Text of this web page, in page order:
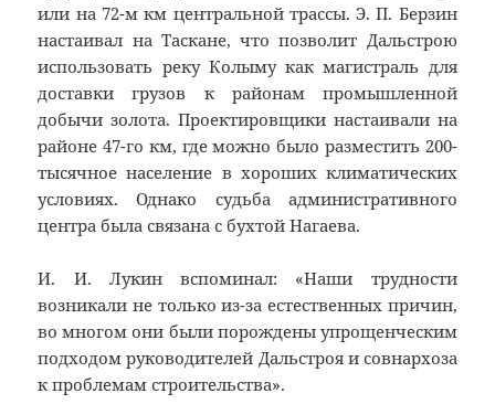
или на 72-м км центральной трассы. Э. П. Берзин
настаивал на Таскане, что позволит Дальстрою
использовать реку Колыму как магистраль для
доставки грузов к районам промышленной
добычи золота. Проектировщики настаивали на
районе 47-го км, где можно было разместить 200-
тысячное население в хороших климатических
условиях. Однако судьба административного
центра была связана с бухтой Нагаева.
И. И. Лукин вспоминал: «Наши трудности
возникали не только из-за естественных причин,
во многом они были порождены упрощенческим
подходом руководителей Дальстроя и совнархоза
к проблемам строительства».